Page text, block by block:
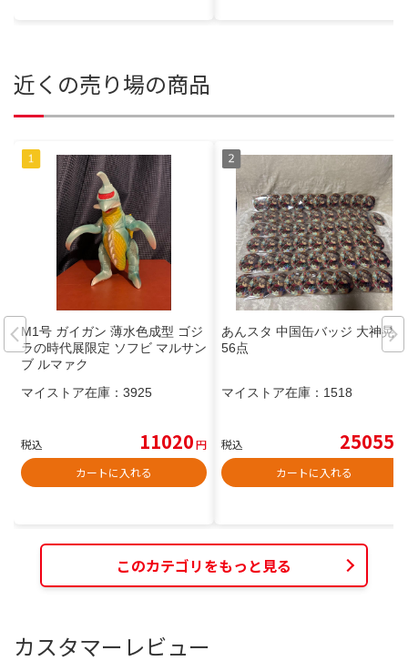
近くの売り場の商品
M1号 ガイガン 薄水色成型 ゴジ
ラの時代展限定 ソフビ マルサン
ブ ルマァク
マイストア在庫： 3925
税込 11020円
カートに入れる
あんスタ 中国缶バッジ 大神晃牙
56点
マイストア在庫： 1518
税込 25055
カートに入れる
このカテゴリをもっと見る
カスタマーレビュー